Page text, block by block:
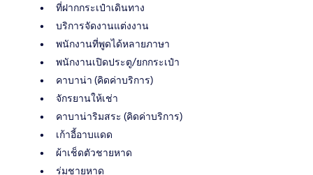
ที่ฝากกระเป๋าเดินทาง
บริการจัดงานแต่งงาน
พนักงานที่พูดได้หลายภาษา
พนักงานเปิดประตู/ยกกระเป๋า
คาบาน่า (คิดค่าบริการ)
จักรยานให้เช่า
คาบาน่าริมสระ (คิดค่าบริการ)
เก้าอี้อาบแดด
ผ้าเช็ดตัวชายหาด
ร่มชายหาด